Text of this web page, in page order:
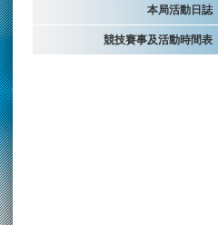
本局活動日誌
競技賽事及活動時間表